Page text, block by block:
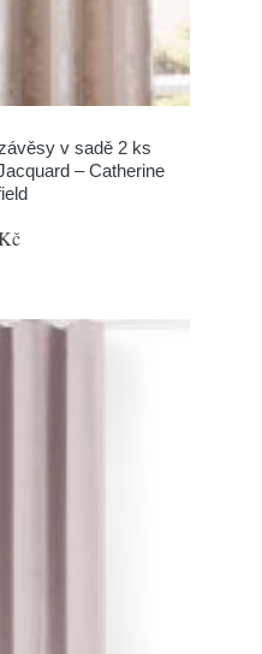
v sadě 2 ks
– Catherine